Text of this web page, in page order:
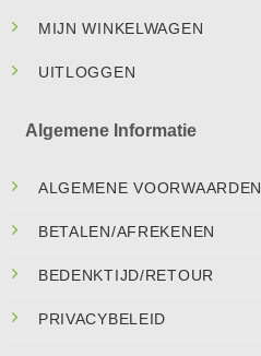
MIJN WINKELWAGEN
UITLOGGEN
Algemene Informatie
ALGEMENE VOORWAARDEN
BETALEN/AFREKENEN
BEDENKTIJD/RETOUR
PRIVACYBELEID